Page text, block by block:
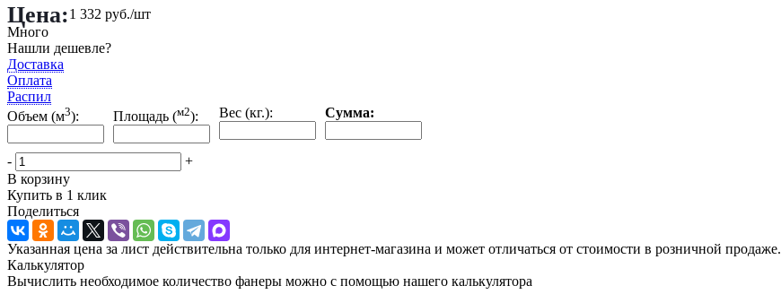
Цена:1 332 руб./шт
Много
Нашли дешевле?
Доставка
Оплата
Распил
Объем (м3): Площадь (м2): Вес (кг.): Сумма:
-
+
В корзину
Купить в 1 клик
Поделиться
Указанная цена за лист действительна только для интернет-магазина и может отличаться от стоимости в розничной продаже.
Калькулятор
Вычислить необходимое количество фанеры можно с помощью нашего калькулятора